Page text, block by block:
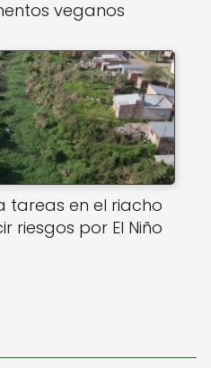
veganos
tareas en el riacho
riesgos por El Niño